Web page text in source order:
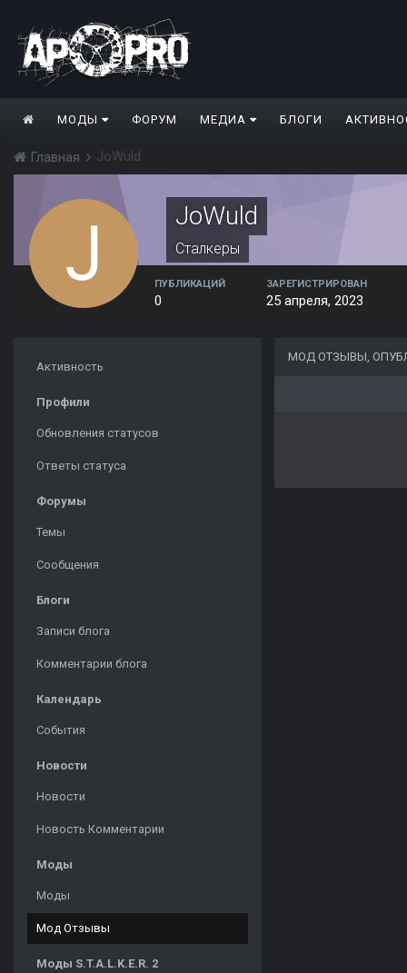
МОДЫ ФОРУМ МЕДИА БЛОГИ
Главная JoWuld
JoWuld
Сталкеры
ПУБЛИКАЦИЙ
0
ЗАРЕГИСТРИРОВАН
25 апреля, 2023
Активность
Профили
Обновления статусов
Ответы статуса
Форумы
Темы
Сообщения
Блоги
Записи блога
Комментарии блога
Календарь
События
Новости
Новости
Новость Комментарии
Моды
Моды
Мод Отзывы
Моды S.T.A.L.K.E.R. 2
МОД ОТЗЫВЫ,